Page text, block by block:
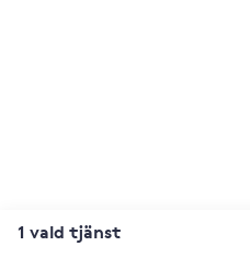
1 vald tjänst